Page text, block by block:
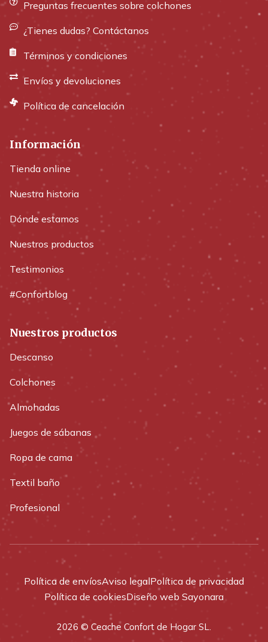
Preguntas frecuentes sobre colchones
¿Tienes dudas? Contáctanos
Términos y condiciones
Envíos y devoluciones
Política de cancelación
Información
Tienda online
Nuestra historia
Dónde estamos
Nuestros productos
Testimonios
#Confortblog
Nuestros productos
Descanso
Colchones
Almohadas
Juegos de sábanas
Ropa de cama
Textil baño
Profesional
2026 © Ceache Confort de Hogar SL.
Política de envíosAviso legalPolítica de privacidad
Política de cookiesDiseño web Sayonara